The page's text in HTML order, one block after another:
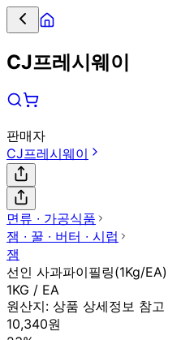
CJ프레시웨이
판매자
CJ프레시웨이
면류 ∙ 가공식품
잼 ∙ 꿀 ∙ 버터 ∙ 시럽
잼
선인 사과파이필링(1Kg/EA)
1KG / EA
원산지: 상품 상세정보 참고
10,340원